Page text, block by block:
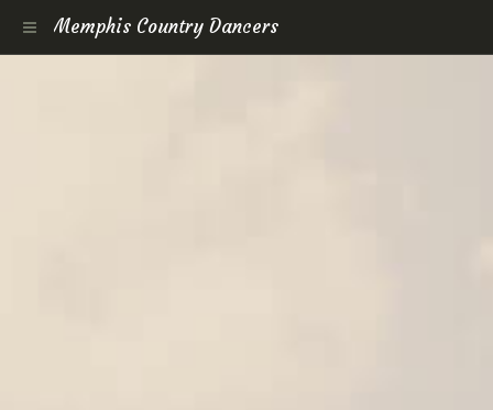
Memphis Country Dancers